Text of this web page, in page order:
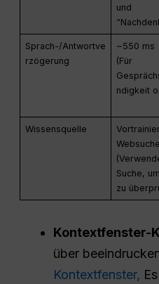
und
Sprach-/Antwortve
rzögerung
~550 ms
(Für
ndigkeit
Wissensquelle
Websuche
Suche,
zu
Kontextfenster-
über
Kontextfenster,